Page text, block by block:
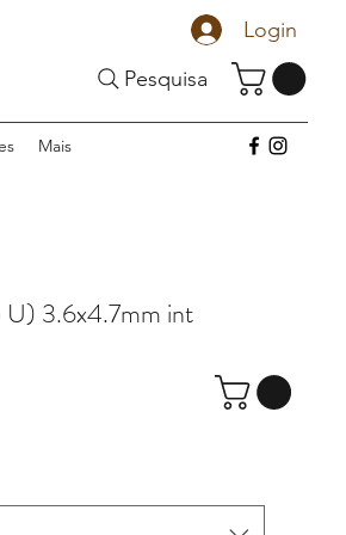
Login
Pesquisa
Mais
3.6x4.7mm int